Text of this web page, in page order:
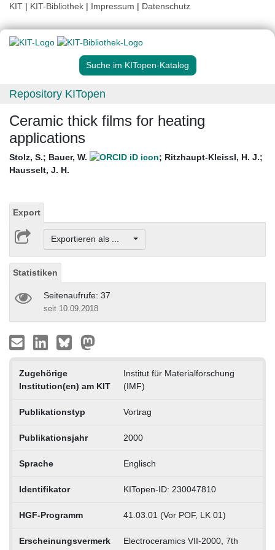
KIT | KIT-Bibliothek | Impressum | Datenschutz
Suche im KITopen-Katalog
Repository KITopen
Ceramic thick films for heating
applications
Stolz, S.; Bauer, W. ; Ritzhaupt-Kleissl, H. J.;
Hausselt, J. H.
Export
Exportieren als ...
Statistiken
Seitenaufrufe: 37
seit 10.09.2018
Zugehörige
Institution(en) am KIT
Institut für Materialforschung
(IMF)
Publikationstyp Vortrag
Publikationsjahr 2000
Sprache Englisch
Identifikator KITopen-ID: 230047810
HGF-Programm 41.03.01 (Vor POF, LK 01)
Erscheinungsvermerk
Electroceramics VII-2000, 7th